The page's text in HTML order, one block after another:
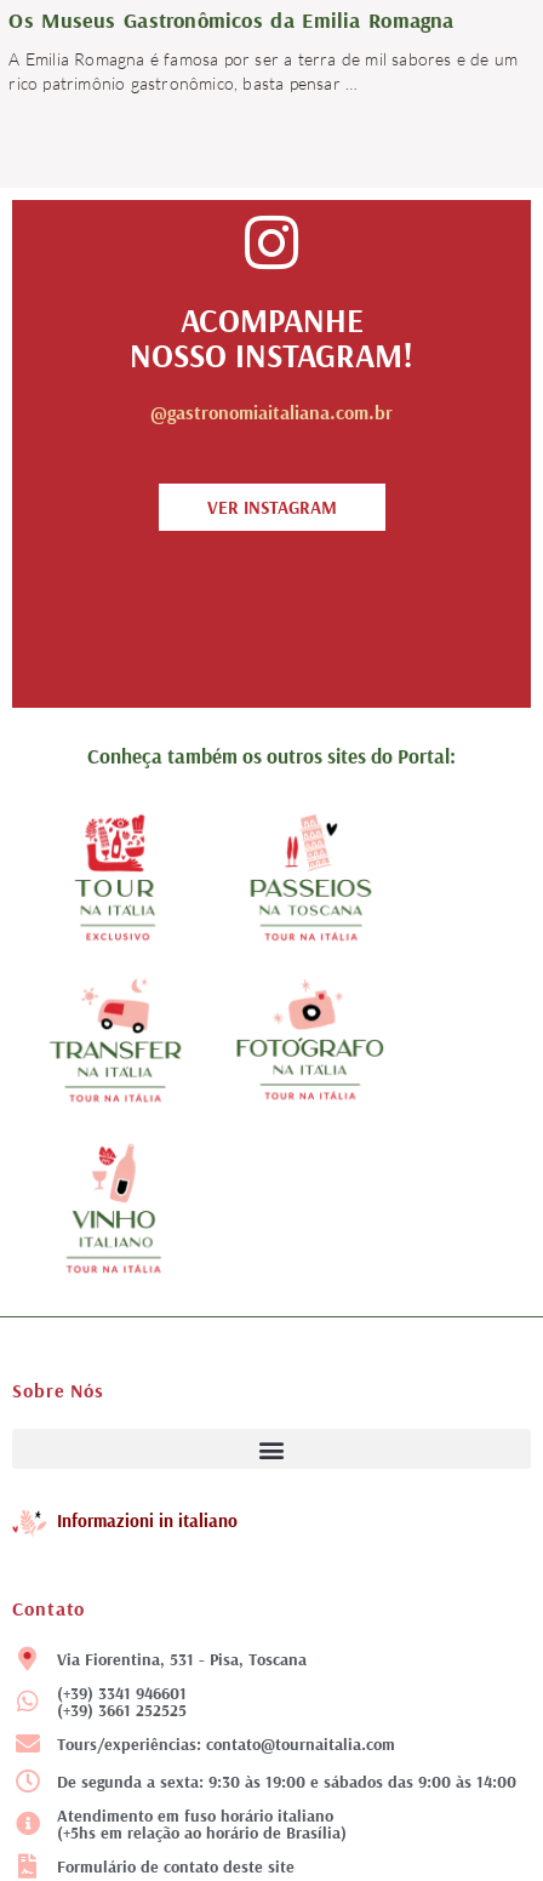
Os Museus Gastronômicos da Emilia Romagna
A Emilia Romagna é famosa por ser a terra de mil sabores e de um
rico patrimônio gastronômico, basta pensar
ACOMPANHE
NOSSO INSTAGRAM!
@gastronomiaitaliana.com.br
VER INSTAGRAM
Conheça também os outros sites do Portal:
Sobre Nós
Informazioni in italiano
Contato
Via Fiorentina, 531 - Pisa, Toscana
(+39) 3341 946601
(+39) 3661 252525
Tours/experiências: contato@tournaitalia.com
De segunda a sexta: 9:30 às 19:00 e sábados das 9:00 às 14:00
Atendimento em fuso horário italiano
(+5hs em relação ao horário de Brasília)
Formulário de contato deste site